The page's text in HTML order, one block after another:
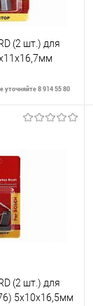
(2 шт.) для
уточняйте 8 914 55 80
о наличии
(2 шт.) для
5х10х16,5мм